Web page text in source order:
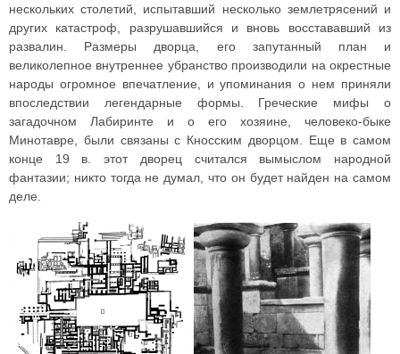
нескольких столетий, испытавший несколько землетрясений и
других катастроф, разрушавшийся и вновь восстававший из
развалин. Размеры дворца, его запутанный план и
великолепное внутреннее убранство производили на окрестные
народы огромное впечатление, и упоминания о нем приняли
впоследствии легендарные формы. Греческие мифы о
загадочном Лабиринте и о его хозяине, человеко-быке
Минотавре, были связаны с Кносским дворцом. Еще в самом
конце 19 в. этот дворец считался вымыслом народной
фантазии; никто тогда не думал, что он будет найден на самом
деле.